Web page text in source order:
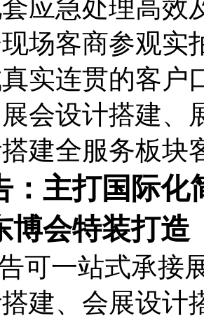
应急处理高效
场客商参观实
实连贯的客户
会设计搭建、
建全服务板块
：主打国际化
博会特装打造
可一站式承接
建、会展设计